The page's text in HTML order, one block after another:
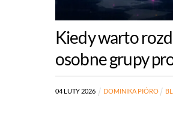
Kiedy warto
osobne grupy
04 LUTY 2026 DOMINIKA PIÓRO